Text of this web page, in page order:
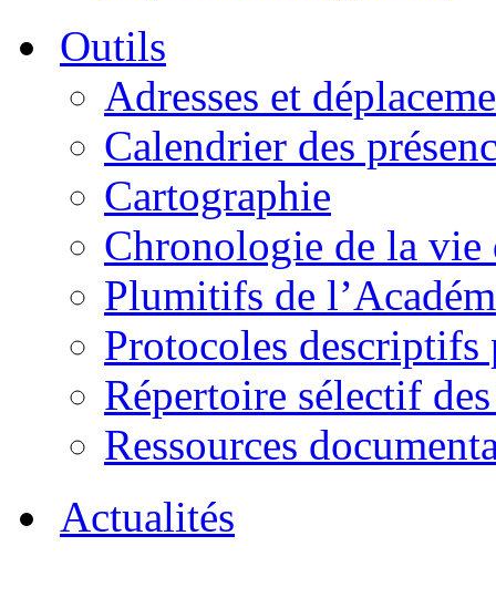
Outils
Adresses et
Calendrier des
Cartographie
Chronologie de la vie
Plumitifs de
Protocoles descriptifs
Répertoire sélectif
Ressources
Actualités